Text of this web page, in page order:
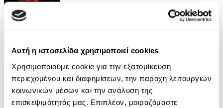
Αυτή η ιστοσελίδα χρησιμοποιεί cookies
Χρησιμοποιούμε cookie για την εξατομίκευση
περιεχομένου και διαφημίσεων, την παροχή λειτουργιών
κοινωνικών μέσων και την ανάλυση της
επισκεψιμότητάς μας. Επιπλέον, μοιραζόμαστε
eBook
Παραπλάνηση